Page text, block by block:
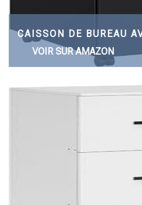
CAISSON DE BUREAU
VOIR SUR AMAZON